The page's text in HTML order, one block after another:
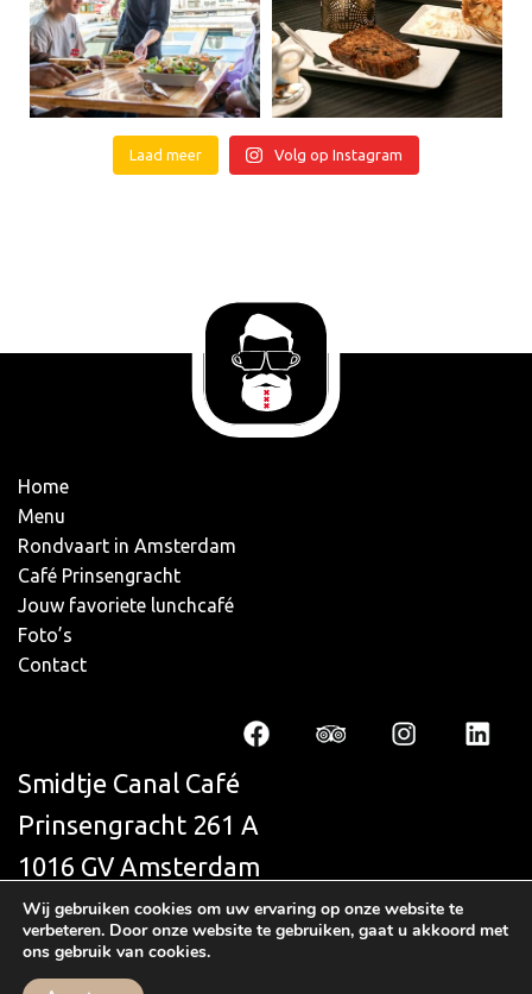
Laad meer Volg op Instagram
Home
Menu
Rondvaart in Amsterdam
Café Prinsengracht
Jouw favoriete lunchcafé
Foto’s
Contact
Smidtje Canal Café
Prinsengracht 261 A
1016 GV Amsterdam
+31 (0)20 623 9991
info@smidtjecanalcafe.nl
Wij gebruiken cookies om uw ervaring op onze website te
verbeteren. Door onze website te gebruiken, gaat u akkoord met
ons gebruik van cookies.